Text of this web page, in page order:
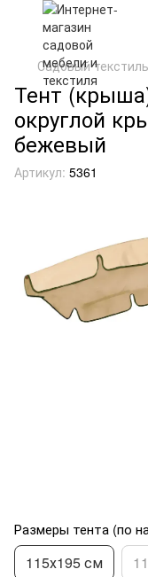
Садовый текстиль
Тент
округлой
бежевый
Артикул: 5361
Размеры тента (по
115х195 см